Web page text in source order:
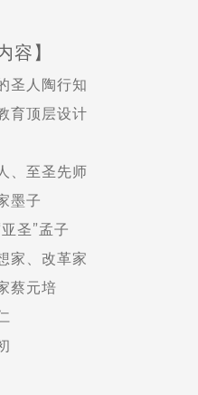
容】
圣人陶行知
育顶层设计
、至圣先师
墨子
圣”孟子
家、改革家
蔡元培